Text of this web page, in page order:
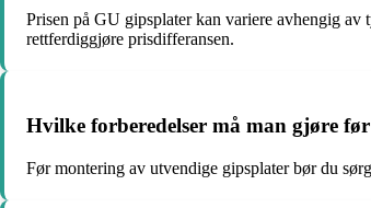
Prisen på GU gipsplater kan variere avhengig
rettferdiggjøre prisdifferansen.
Hvilke forberedelser må man gjøre
Før montering av utvendige gipsplater bør du